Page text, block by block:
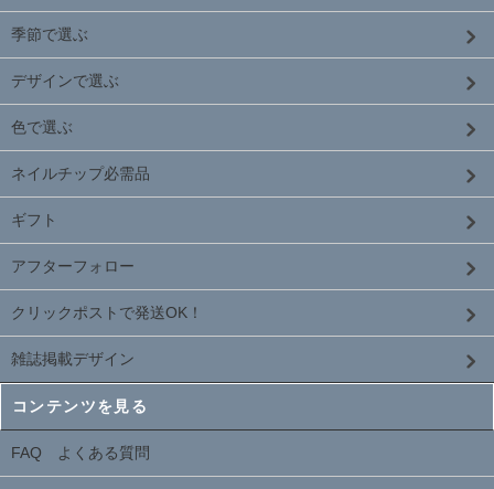
季節で選ぶ
デザインで選ぶ
色で選ぶ
ネイルチップ必需品
ギフト
アフターフォロー
クリックポストで発送OK！
雑誌掲載デザイン
コンテンツを見る
FAQ よくある質問